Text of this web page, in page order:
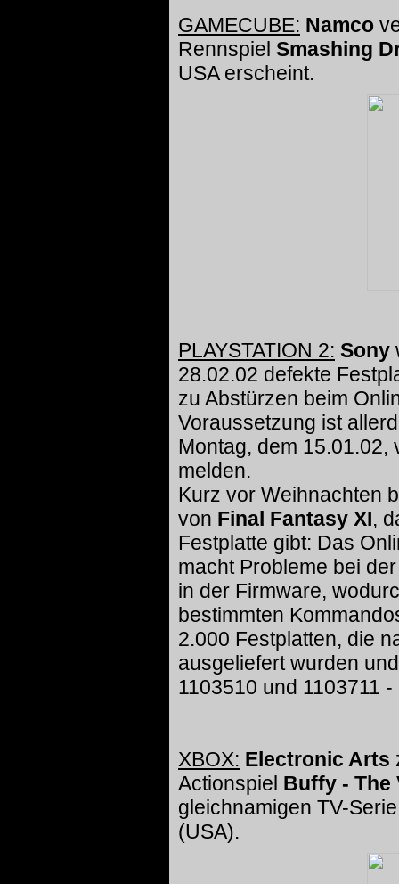
GAMECUBE: Namco
Rennspiel Smashing
USA erscheint.
PLAYSTATION 2: Sony
28.02.02 defekte
zu Abstürzen beim
Voraussetzung ist
Montag, dem
melden.
Kurz vor Weihnachten
von Final Fantasy XI,
Festplatte gibt: Das
macht Probleme bei
in der Firmware,
bestimmten
2.000 Festplatten, die
ausgeliefert wurden
1103510 und 1103711
XBOX: Electronic Arts
Actionspiel Buffy - The
gleichnamigen TV-
(USA).